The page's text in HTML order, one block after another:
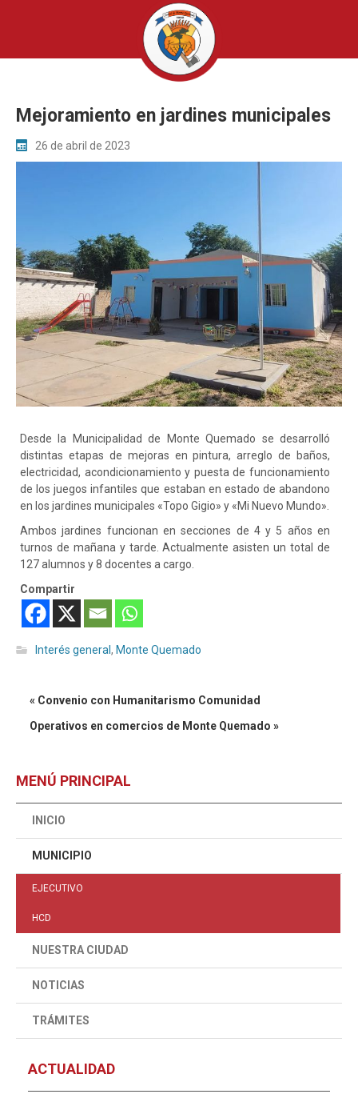
Mejoramiento en jardines municipales
26 de abril de 2023
Desde la Municipalidad de Monte Quemado se desarrolló
distintas etapas de mejoras en pintura, arreglo de baños,
electricidad, acondicionamiento y puesta de funcionamiento
de los juegos infantiles que estaban en estado de abandono
en los jardines municipales «Topo Gigio» y «Mi Nuevo Mundo».
Ambos jardines funcionan en secciones de 4 y 5 años en
turnos de mañana y tarde. Actualmente asisten un total de
127 alumnos y 8 docentes a cargo.
Compartir
Interés general, Monte Quemado
« Convenio con Humanitarismo Comunidad
Operativos en comercios de Monte Quemado »
MENÚ PRINCIPAL
INICIO
MUNICIPIO
EJECUTIVO
HCD
NUESTRA CIUDAD
NOTICIAS
TRÁMITES
ACTUALIDAD